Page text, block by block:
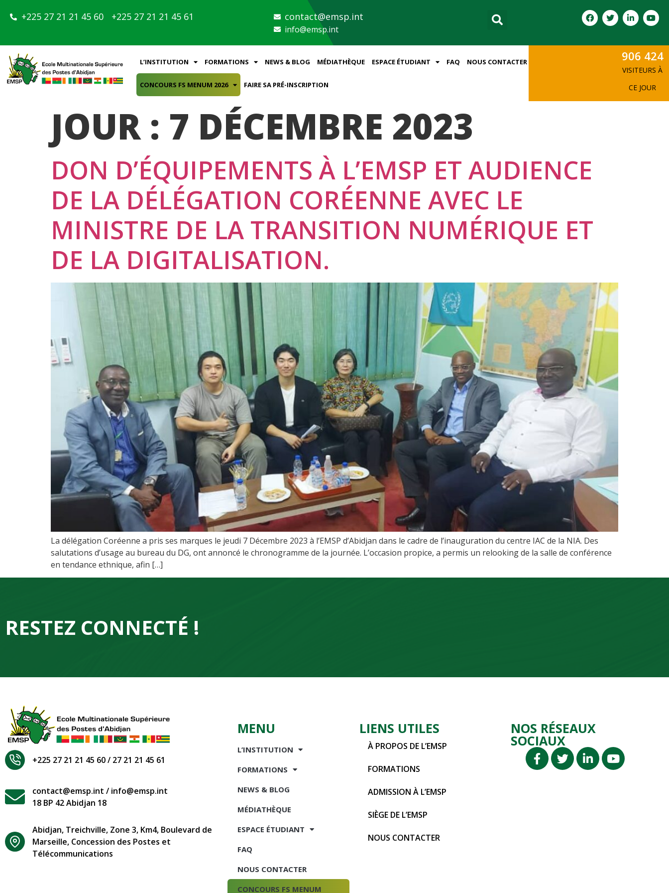
+225 27 21 21 45 60 +225 27 21 21 45 61 contact@emsp.int
info@emsp.int
L’INSTITUTION FORMATIONS NEWS & BLOG MÉDIATHÈQUE ESPACE ÉTUDIANT FAQ NOUS CONTACTER
CONCOURS FS MENUM 2026 FAIRE SA PRÉ-INSCRIPTION
906 424
VISITEURS À
CE JOUR
JOUR : 7 DÉCEMBRE 2023
DON D’ÉQUIPEMENTS À L’EMSP ET AUDIENCE
DE LA DÉLÉGATION CORÉENNE AVEC LE
MINISTRE DE LA TRANSITION NUMÉRIQUE ET
DE LA DIGITALISATION.
La délégation Coréenne a pris ses marques le jeudi 7 Décembre 2023 à l’EMSP d’Abidjan dans le cadre de l’inauguration du centre IAC de la NIA. Des
salutations d’usage au bureau du DG, ont annoncé le chronogramme de la journée. L’occasion propice, a permis un relooking de la salle de conférence
en tendance ethnique, afin […]
RESTEZ CONNECTÉ !
+225 27 21 21 45 60 / 27 21 21 45 61
contact@emsp.int / info@emsp.int
18 BP 42 Abidjan 18
Abidjan, Treichville, Zone 3, Km4, Boulevard de
Marseille, Concession des Postes et
Télécommunications
MENU
L’INSTITUTION
FORMATIONS
NEWS & BLOG
MÉDIATHÈQUE
ESPACE ÉTUDIANT
FAQ
NOUS CONTACTER
CONCOURS FS MENUM
LIENS UTILES
À PROPOS DE L’EMSP
FORMATIONS
ADMISSION À L’EMSP
SIÈGE DE L’EMSP
NOUS CONTACTER
NOS RÉSEAUX
SOCIAUX